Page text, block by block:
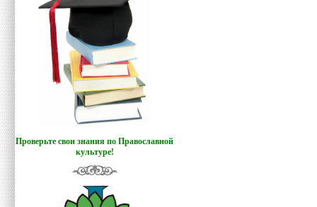
Проверьте свои знания по Православной
культуре!